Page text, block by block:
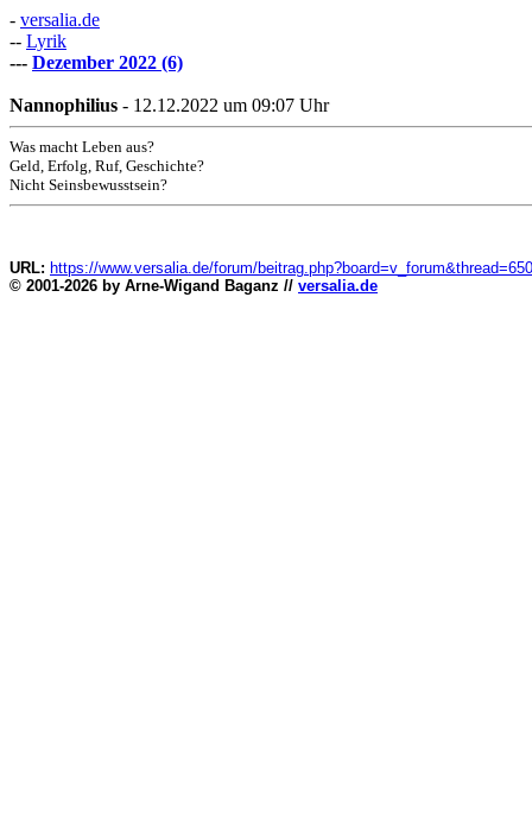
- versalia.de
-- Lyrik
--- Dezember 2022 (6)
Nannophilius - 12.12.2022 um 09:07 Uhr
Was macht Leben aus?
Geld, Erfolg, Ruf, Geschichte?
Nicht Seinsbewusstsein?
URL: https://www.versalia.de/forum/
© 2001-2026 by Arne-Wigand Baganz // versalia.de